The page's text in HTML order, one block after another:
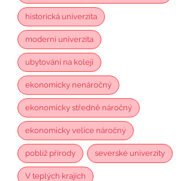
historická univerzita
moderní univerzita
ubytování na koleji
ekonomicky nenáročný
ekonomicky středně náročný
ekonomicky velice náročný
poblíž přírody severské univerzity
V teplých krajích